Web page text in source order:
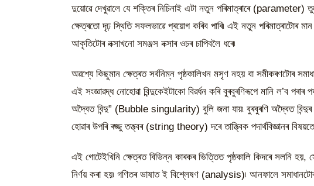
দুয়োৱে দেখুৱালে যে শক্তিৰ নিচিনাই এটা নতুন পৰিমাত্ৰাৰে (parameter)
ক্ষেত্ৰতো দৃঢ় স্থিতি সফলভাৱে প্ৰয়োগ কৰিব পাৰি৷ এই নতুন পৰিমাত্ৰাটোৰ
আকৃতিটোৰ নক্সাখনো সমঞ্জস নক্সাৰ ওচৰ চাপিবলৈ ধৰে৷
অৱশ্যে কিছুমান ক্ষেত্ৰত সৰ্বনিম্ন পৃষ্ঠকালিখন মসৃণ নহয় বা সমীকৰণটোৰ
এই সংজ্ঞাৱদ্ধ নোহোৱা বিন্দুকেইটাকো বিৱৰ্ধন কৰি বুৰবুৰণিৰূপে মানি ল’ব পৰাৰ
অদ্বৈত বিন্দু” (Bubble singularity) বুলি জনা যায়৷ বুৰবুৰণি অদ্বৈত বিন্দুৰ
হোৱাৰ উপৰি ৰজ্জু তত্ত্বৰ (string theory) দৰে তাত্ত্বিক পদাৰ্থবিজ্ঞানৰ
এই গোটেইখিনি ক্ষেত্ৰত বিভিন্ন কাৰকৰ ভিত্তিত পৃষ্ঠকালি কিদৰে সলনি
নিৰ্ণয় কৰা হয়৷ গণিতৰ ভাষাত ই বিশ্লেষণ (analysis)৷ আনফালে